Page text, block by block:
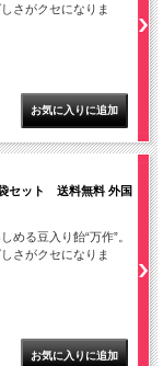
さがクセになりま
セット 送料無料 外国
める豆入り飴“万作”。
さがクセになりま